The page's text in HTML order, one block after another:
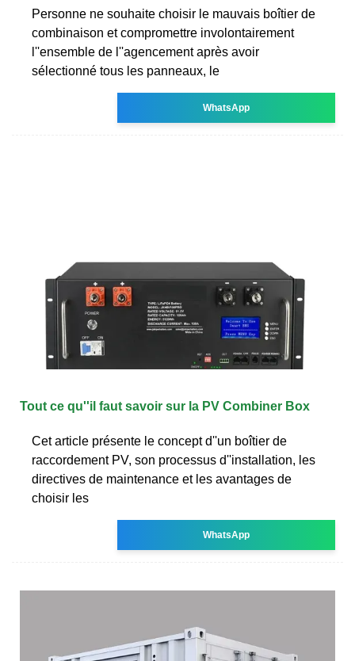
Personne ne souhaite choisir le mauvais boîtier de
combinaison et compromettre involontairement
l''ensemble de l''agencement après avoir
sélectionné tous les panneaux, le
WhatsApp
Tout ce qu''il faut savoir sur la PV Combiner Box
Cet article présente le concept d''un boîtier de
raccordement PV, son processus d''installation, les
directives de maintenance et les avantages de
choisir les
WhatsApp